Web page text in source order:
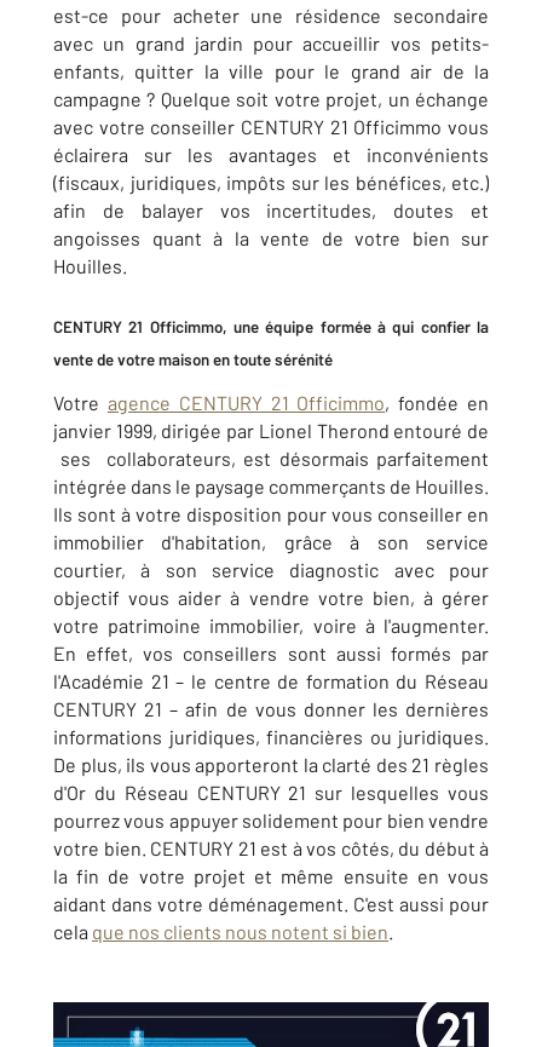
est-ce pour acheter une résidence secondaire
avec un grand jardin pour accueillir vos petits-
enfants, quitter la ville pour le grand air de la
campagne ? Quelque soit votre projet, un échange
avec votre conseiller CENTURY 21 Officimmo vous
éclairera sur les avantages et inconvénients
(fiscaux, juridiques, impôts sur les bénéfices, etc.)
afin de balayer vos incertitudes, doutes et
angoisses quant à la vente de votre bien sur
Houilles.
CENTURY 21 Officimmo, une équipe formée à qui confier la
vente de votre maison en toute sérénité
Votre agence CENTURY 21 Officimmo, fondée en
janvier 1999, dirigée par Lionel Therond entouré de
ses collaborateurs, est désormais parfaitement
intégrée dans le paysage commerçants de Houilles.
Ils sont à votre disposition pour vous conseiller en
immobilier d'habitation, grâce à son service
courtier, à son service diagnostic avec pour
objectif vous aider à vendre votre bien, à gérer
votre patrimoine immobilier, voire à l'augmenter.
En effet, vos conseillers sont aussi formés par
l'Académie 21 – le centre de formation du Réseau
CENTURY 21 – afin de vous donner les dernières
informations juridiques, financières ou juridiques.
De plus, ils vous apporteront la clarté des 21 règles
d'Or du Réseau CENTURY 21 sur lesquelles vous
pourrez vous appuyer solidement pour bien vendre
votre bien. CENTURY 21 est à vos côtés, du début à
la fin de votre projet et même ensuite en vous
aidant dans votre déménagement. C'est aussi pour
cela que nos clients nous notent si bien.